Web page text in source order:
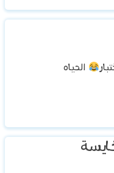
الحياه